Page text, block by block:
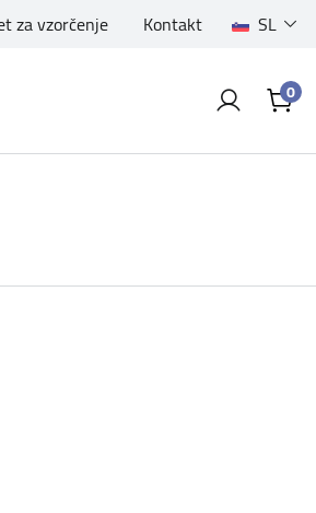
za vzorčenje Kontakt SL
0